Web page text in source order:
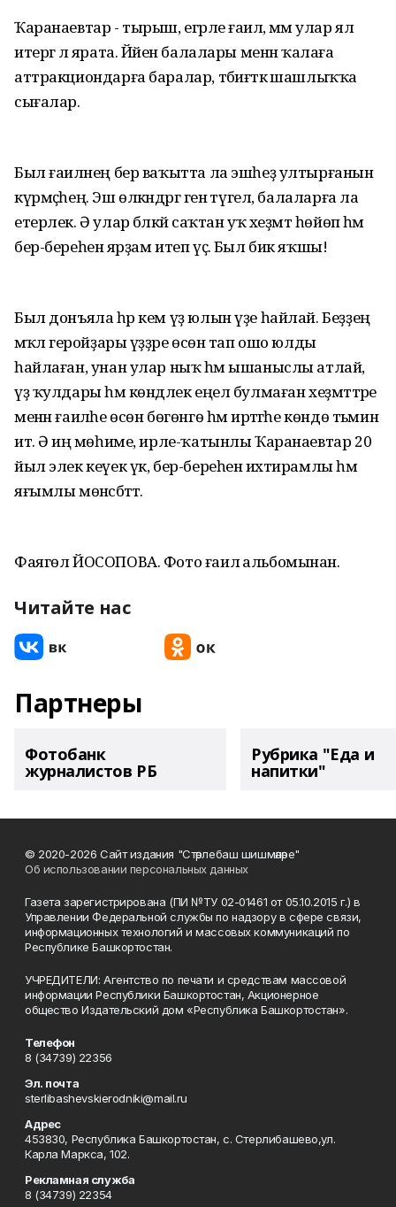
Ҡаранаевтар - тырыш, егәрле ғаилә, әммә улар ял
итергә лә ярата. Йәйен балалары менән ҡалаға
аттракциондарға баралар, тәбиғәткә шашлыҡҡа
сығалар.
Был ғаиләнең бер ваҡытта ла эшһеҙ ултырғанын
күрмәҫһең. Эш өлкәндәргә генә түгел, балаларға ла
етерлек. Ә улар бәләкәй саҡтан уҡ хеҙмәт һөйөп һәм
бер-береһенә ярҙам итеп үҫә. Был бик яҡшы!
Был донъяла һәр кем үҙ юлын үҙе һайлай. Беҙҙең
мәҡәлә геройҙары үҙҙәре өсөн тап ошо юлды
һайлаған, унан улар ныҡ һәм ышаныслы атлай,
үҙ ҡулдары һәм көндәлек еңел булмаған хеҙмәттәре
менән ғаиләһе өсөн бөгөнгө һәм иртәгәһе көндө тәьмин
итә. Ә иң мөһиме, ирле-ҡатынлы Ҡаранаевтар 20
йыл элек кеүек үк, бер-береһенә ихтирамлы һәм
яғымлы мөнәсәбәттә.
Фаягөл ЙОСОПОВА. Фото ғаилә альбомынан.
Читайте нас
Партнеры
Фотобанк
журналистов РБ
Рубрика "Еда и
напитки"
© 2020-2026 Сайт издания "Стәрлебаш шишмәләре"
Об использовании персональных данных
Газета зарегистрирована (ПИ №ТУ 02-01461 от 05.10.2015 г.) в
Управлении Федеральной службы по надзору в сфере связи,
информационных технологий и массовых коммуникаций по
Республике Башкортостан.
УЧРЕДИТЕЛИ: Агентство по печати и средствам массовой
информации Республики Башкортостан, Акционерное
общество Издательский дом «Республика Башкортостан».
Телефон
8 (34739) 22356
Эл. почта
sterlibashevskierodniki@mail.ru
Адрес
453830, Республика Башкортостан, c. Стерлибашево,ул.
Карла Маркса, 102.
Рекламная служба
8 (34739) 22354